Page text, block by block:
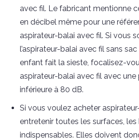
avec fil. Le fabricant mentionne
en décibel même pour une
aspirateur-balai avec fil. Si vous
l’aspirateur-balai avec fil sans
enfant fait la sieste, focalisez-
aspirateur-balai avec fil avec une
inférieure à 80 dB.
Si vous voulez acheter
entretenir toutes les surfaces,
indispensables. Elles doivent